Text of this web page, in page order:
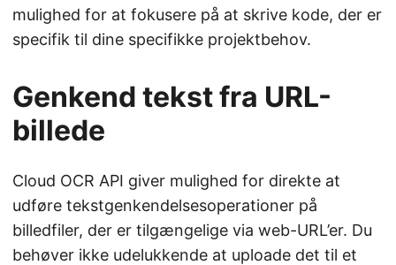
mulighed for at fokusere på at skrive kode, der er
specifik til dine specifikke projektbehov.
Genkend tekst fra URL-
billede
Cloud OCR API giver mulighed for direkte at
udføre tekstgenkendelsesoperationer på
billedfiler, der er tilgængelige via web-URL’er. Du
behøver ikke udelukkende at uploade det til et